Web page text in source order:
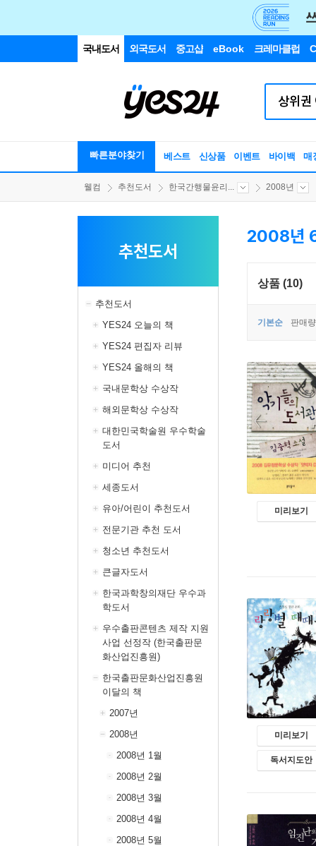
국내도서 외국도서 중고샵 eBook 크레마클럽
빠른분야찾기 베스트 신상품 이벤트 바이백 매
웰컴 추천도서 한국간행물윤리... 2008년
추천도서
추천도서
YES24 오늘의 책
YES24 편집자 리뷰
YES24 올해의 책
국내문학상 수상작
해외문학상 수상작
대한민국학술원 우수학술
도서
미디어 추천
세종도서
유아/어린이 추천도서
전문기관 추천 도서
청소년 추천도서
큰글자도서
한국과학창의재단 우수과
학도서
우수출판콘텐츠 제작 지원
사업 선정작 (한국출판문
화산업진흥원)
한국출판문화산업진흥원
이달의 책
2007년
2008년
2008년 1월
2008년 2월
2008년 3월
2008년 4월
2008년 5월
2008년
상품 (10)
기본순 판매
미리보기
미리보기
독서지도안